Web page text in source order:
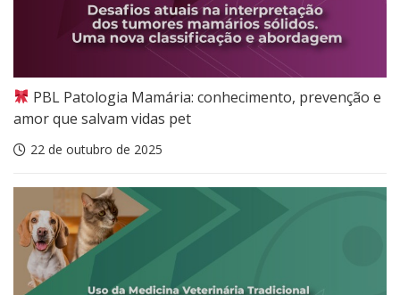
PBL Patologia Mamária: conhecimento, prevenção e
amor que salvam vidas pet
22 de outubro de 2025